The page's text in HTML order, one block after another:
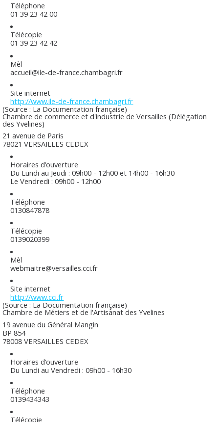
Téléphone
01 39 23 42 00
Télécopie
01 39 23 42 42
Mèl
accueil@ile-de-france.chambagri.fr
Site internet
http://www.ile-de-france.chambagri.fr
(Source : La Documentation française)
Chambre de commerce et d'industrie de Versailles (Délégation
des Yvelines)
21 avenue de Paris
78021 VERSAILLES CEDEX
Horaires d’ouverture
Du Lundi au Jeudi : 09h00 - 12h00 et 14h00 - 16h30
Le Vendredi : 09h00 - 12h00
Téléphone
0130847878
Télécopie
0139020399
Mèl
webmaitre@versailles.cci.fr
Site internet
http://www.cci.fr
(Source : La Documentation française)
Chambre de Métiers et de l'Artisanat des Yvelines
19 avenue du Général Mangin
BP 854
78008 VERSAILLES CEDEX
Horaires d’ouverture
Du Lundi au Vendredi : 09h00 - 16h30
Téléphone
0139434343
Télécopie